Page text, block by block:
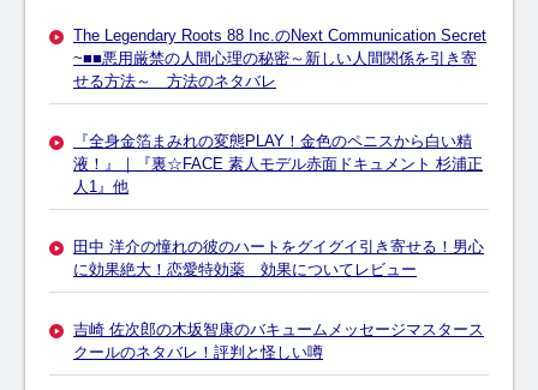
The Legendary Roots 88 Inc.のNext Communication Secret
~■■悪用厳禁の人間心理の秘密～新しい人間関係を引き寄
せる方法～ 方法のネタバレ
『全身金箔まみれの変態PLAY！金色のペニスから白い精
液！』｜『裏☆FACE 素人モデル赤面ドキュメント 杉浦正
人1』他
田中 洋介の憧れの彼のハートをグイグイ引き寄せる！男心
に効果絶大！恋愛特効薬 効果についてレビュー
吉崎 佐次郎の木坂智康のバキュームメッセージマスタース
クールのネタバレ！評判と怪しい噂